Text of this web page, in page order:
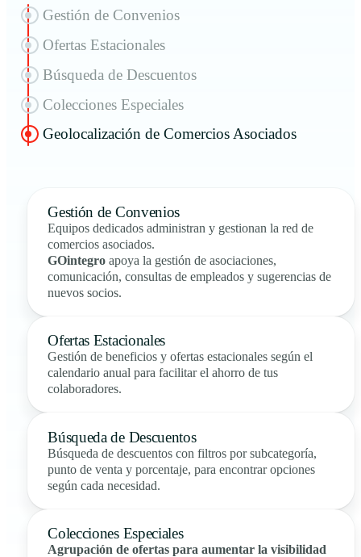
Gestión de Convenios
Ofertas Estacionales
Búsqueda de Descuentos
Colecciones Especiales
Geolocalización de Comercios Asociados
Gestión de Convenios
Equipos dedicados administran y gestionan la red de
comercios asociados.
GOintegro apoya la gestión de asociaciones,
comunicación, consultas de empleados y sugerencias de
nuevos socios.
Ofertas Estacionales
Gestión de beneficios y ofertas estacionales según el
calendario anual para facilitar el ahorro de tus
colaboradores.
Búsqueda de Descuentos
Búsqueda de descuentos con filtros por subcategoría,
punto de venta y porcentaje, para encontrar opciones
según cada necesidad.
Colecciones Especiales
Agrupación de ofertas para aumentar la visibilidad